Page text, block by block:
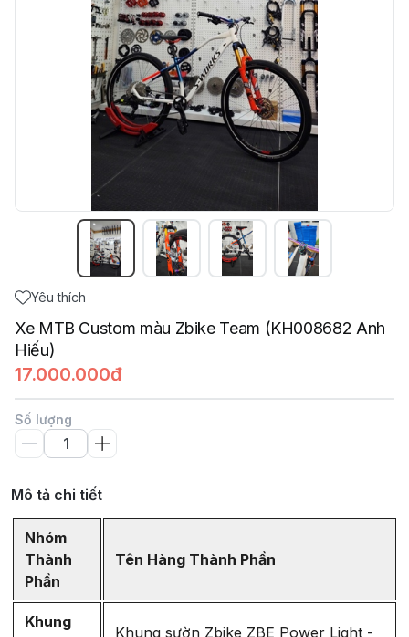
Yêu thích
Xe MTB Custom màu Zbike Team (KH008682 Anh
Hiếu)
17.000.000đ
Số lượng
Mô tả chi tiết
Nhóm
Thành
Phần
Tên Hàng Thành Phần
Khung
Khung sườn Zbike ZBE Power Light -